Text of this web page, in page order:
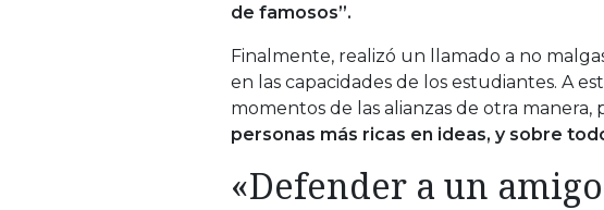
de famosos”.
Finalmente, realizó un llamado a no
en las capacidades de los estudiantes. A
momentos de las alianzas de otra manera,
personas más ricas en ideas, y sobre
«Defender a un